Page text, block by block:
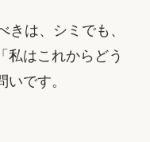
きは、シミでも、
はこれからどう
です。